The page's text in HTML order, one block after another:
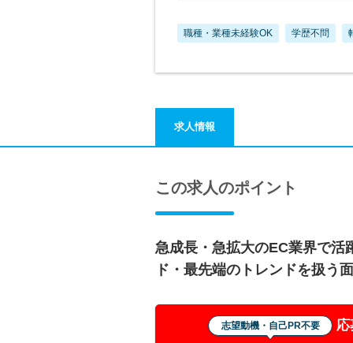
職種・業種未経験OK 学歴不問
求人情報
この求人のポイント
急成長・急拡大のEC業界で
ド・最先端のトレンドを扱う
志望動機・自己PR不要